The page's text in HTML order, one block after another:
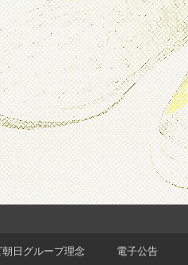
朝日グループ理念
電子公告